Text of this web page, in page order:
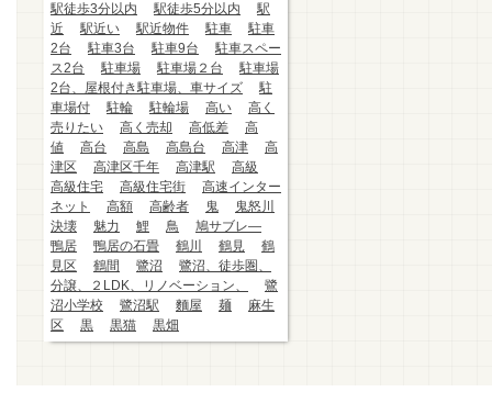
駅徒歩3分以内
駅徒歩5分以内
駅
近
駅近い 駅近物件 駐車
駐車
2台
駐車3台 駐車9台
駐車スペー
ス2台
駐車場 駐車場２台
駐車場
2台、屋根付き駐車場、車サイズ
駐
車場付
駐輪 駐輪場 高い
高く
売りたい
高く売却 高低差
高
値
高台 高島 高島台 高津
高
津区
高津区千年 高津駅
高級
高級住宅
高級住宅街
高速インター
ネット
高額 高齢者 鬼
鬼怒川
決壊
魅力 鯉 鳥
鳩サブレ―
鴨居
鴨居の石畳 鶴川 鶴見
鶴
見区
鶴間 鷺沼
鷺沼、徒歩圏、
分譲、２LDK、リノベーション、
鷺
沼小学校
鷺沼駅 麵屋 麺
麻生
区
黒 黒猫 黒畑